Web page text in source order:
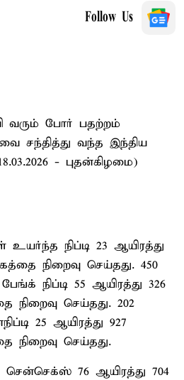
Follow Us
வரும் போர் பதற்றம்
சந்தித்து வந்த இந்திய
- புதன்கிழமை)
உயர்ந்த நிப்டி 23 ஆயிரத்து
நிறைவு செய்தது. 450
நிப்டி 55 ஆயிரத்து 326
நிறைவு செய்தது. 202
25 ஆயிரத்து 927
நிறைவு செய்தது.
சென்செக்ஸ் 76 ஆயிரத்து 704